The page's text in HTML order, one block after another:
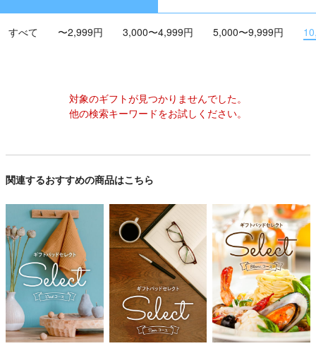
すべて 〜2,999円 3,000〜4,999円 5,000〜9,999円
対象のギフトが見つかりませんでした。
他の検索キーワードをお試しください。
関連するおすすめの商品はこちら